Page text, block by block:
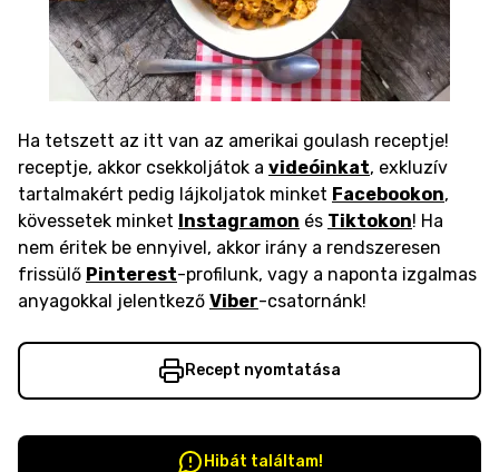
Ha tetszett az itt van az amerikai goulash receptje!
receptje, akkor csekkoljátok a videóinkat, exkluzív
tartalmakért pedig lájkoljatok minket Facebookon,
kövessetek minket Instagramon és Tiktokon! Ha
nem éritek be ennyivel, akkor irány a rendszeresen
frissülő Pinterest-profilunk, vagy a naponta izgalmas
anyagokkal jelentkező Viber-csatornánk!
Recept nyomtatása
Hibát találtam!